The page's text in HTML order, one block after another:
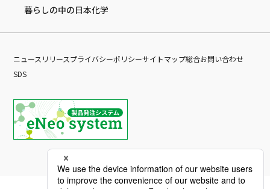
暮らしの中の日本化学
ニュースリリースプライバシーポリシーサイトマップ総合お問い合わせ
SDS